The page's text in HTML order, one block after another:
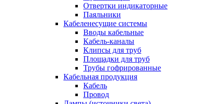
Отвертки индикаторные
Паяльники
Кабеленесущие системы
Вводы кабельные
Кабель-каналы
Клипсы для труб
Площадки для труб
Трубы гофрированные
Кабельная продукция
Кабель
Провод